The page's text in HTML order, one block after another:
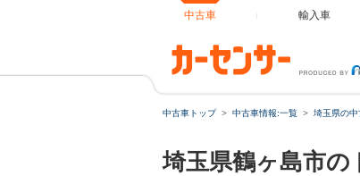
中古車 輸入車
中古車トップ 中古車情報:一覧 埼玉県の中
埼玉県鶴ヶ島市